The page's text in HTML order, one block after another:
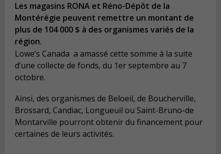
Les magasins RONA et Réno-Dépôt de la
Montérégie peuvent remettre un montant de
plus de 104 000 $ à des organismes variés de la
région.
Lowe’s Canada a amassé cette somme à la suite
d’une collecte de fonds, du 1er septembre au 7
octobre.
Ainsi, des organismes de Beloeil, de Boucherville,
Brossard, Candiac, Longueuil ou Saint-Bruno-de
Montarville pourront obtenir du financement pour
certaines de leurs activités.